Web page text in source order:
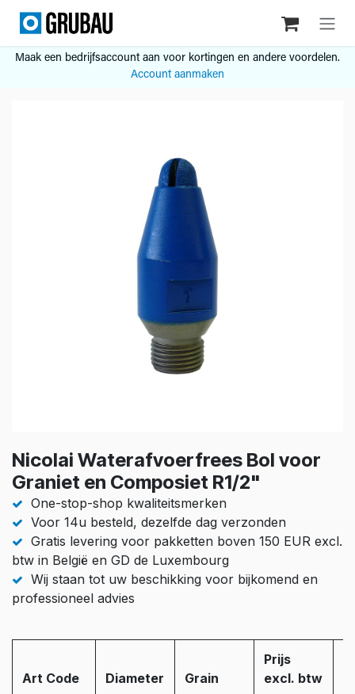
Overslaan naar inhoud
Maak een bedrijfsaccount aan voor kortingen en andere voordelen.
Account aanmaken
Nicolai Waterafvoerfrees Bol voor
Graniet en Composiet R1/2"
One-stop-shop kwaliteitsmerken
Voor 14u besteld, dezelfde dag verzonden
Gratis levering voor pakketten boven 150 EUR excl.
btw in België en GD de Luxembourg
Wij staan tot uw beschikking voor bijkomend en
professioneel advies
Art Code Diameter Grain
Prijs
excl. btw